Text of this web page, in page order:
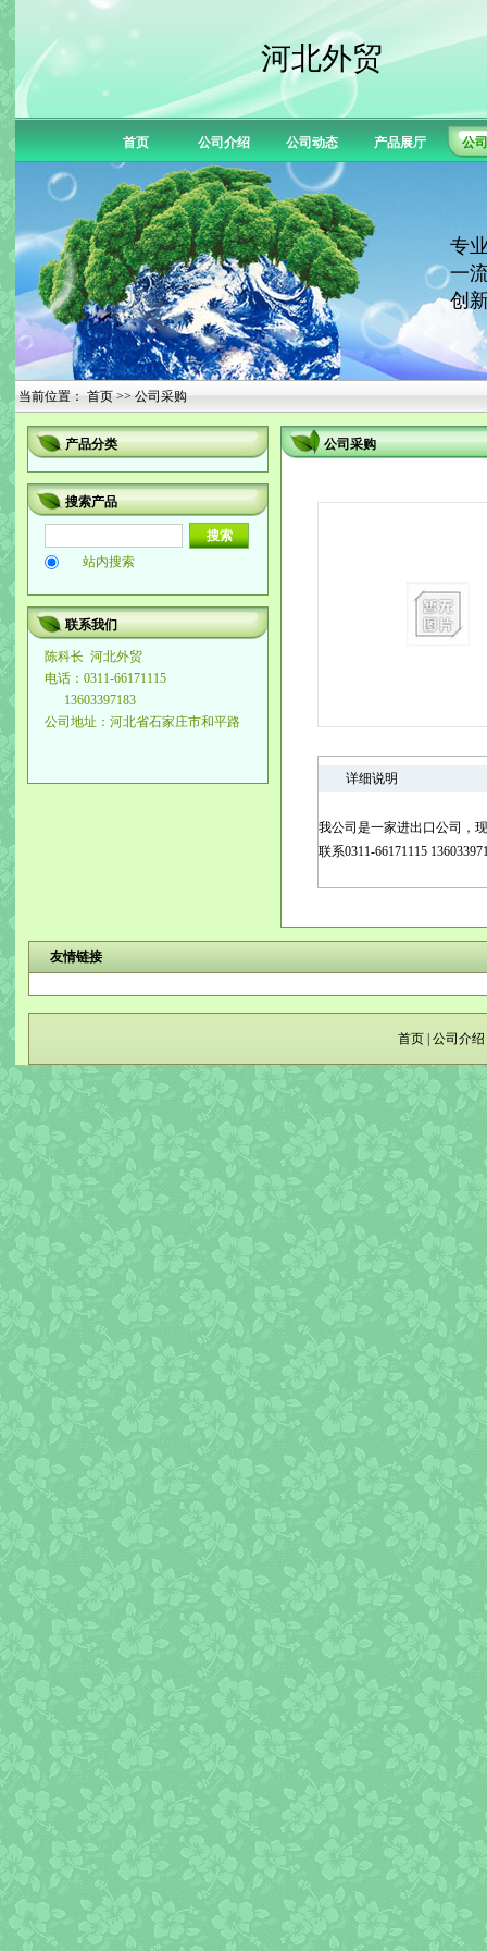
河北外贸
首页 公司介绍 公司动态 产品展厅 公
专
一
创
当前位置： 首页 >> 公司采购
产品分类
搜索产品
站内搜索
联系我们
陈科长 河北外贸
电话：0311-66171115
13603397183
公司地址：河北省石家庄市和平路
公司采购
详细说明
我公司是一家进出口公司，
联系0311-66171115
友情链接
首页 公司介绍